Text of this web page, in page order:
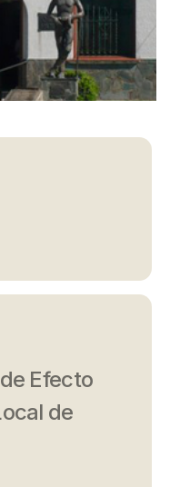
Efecto
de